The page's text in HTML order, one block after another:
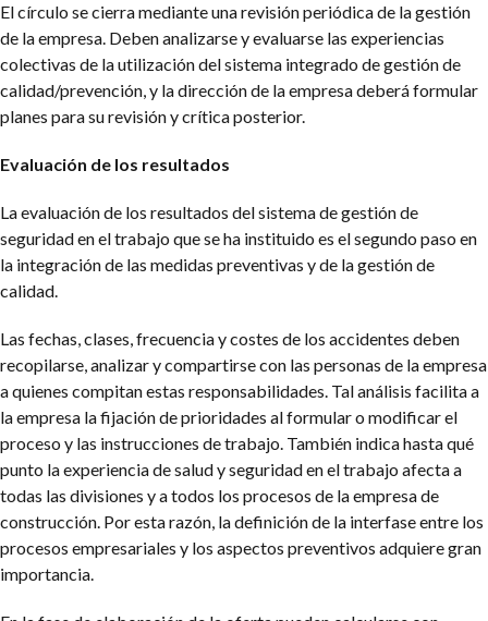
El círculo se cierra mediante una revisión periódica de la gestión
de la empresa. Deben analizarse y evaluarse las experiencias
colectivas de la utilización del sistema integrado de gestión de
calidad/prevención, y la dirección de la empresa deberá formular
planes para su revisión y crítica posterior.
Evaluación de los resultados
La evaluación de los resultados del sistema de gestión de
seguridad en el trabajo que se ha instituido es el segundo paso en
la integración de las medidas preventivas y de la gestión de
calidad.
Las fechas, clases, frecuencia y costes de los accidentes deben
recopilarse, analizar y compartirse con las personas de la empresa
a quienes compitan estas responsabilidades. Tal análisis facilita a
la empresa la fijación de prioridades al formular o modificar el
proceso y las instrucciones de trabajo. También indica hasta qué
punto la experiencia de salud y seguridad en el trabajo afecta a
todas las divisiones y a todos los procesos de la empresa de
construcción. Por esta razón, la definición de la interfase entre los
procesos empresariales y los aspectos preventivos adquiere gran
importancia.